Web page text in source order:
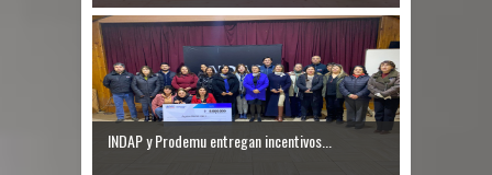
INDAP y Prodemu entregan incentivos...